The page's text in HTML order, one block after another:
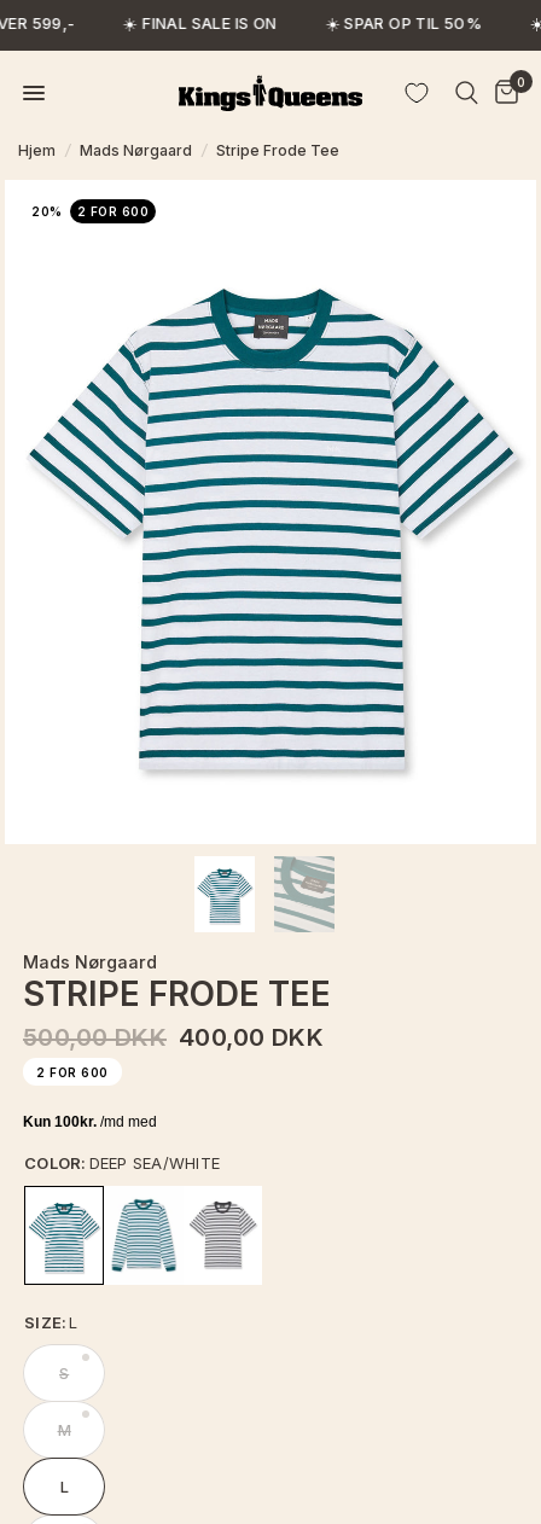
599,- ☀️ FINAL SALE IS ON ☀️ SPAR OP TIL 50%
0
Hjem / Mads Nørgaard / Stripe Frode Tee
20% 2 FOR 600
Mads Nørgaard
STRIPE FRODE TEE
500,00 DKK 400,00 DKK
2 FOR 600
COLOR: DEEP SEA/WHITE
SIZE: L
S
M
L